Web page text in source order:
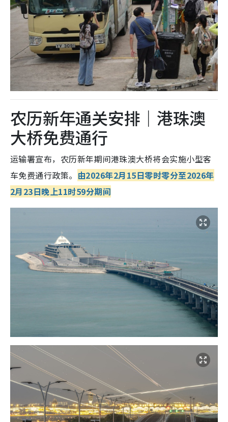
农历新年通关安排｜港珠澳
大桥免费通行
运输署宣布，农历新年期间港珠澳大桥将会实施小型客
车免费通行政策。 由2026年2月15日零时零分至2026年
2月23日晚上11时59分期间